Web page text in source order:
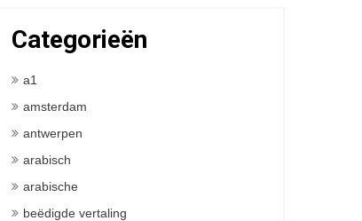
Categorieën
a1
amsterdam
antwerpen
arabisch
arabische
beëdigde vertaling